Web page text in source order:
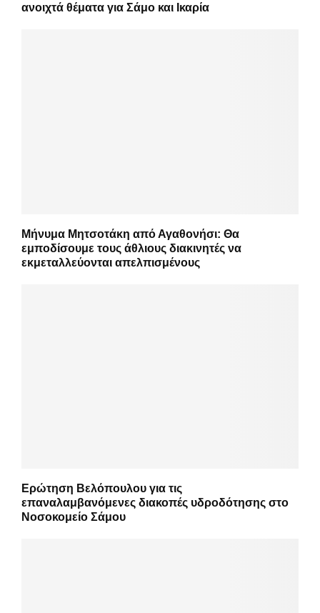
ανοιχτά θέματα για Σάμο και Ικαρία
Μήνυμα Μητσοτάκη από Αγαθονήσι: Θα
εμποδίσουμε τους άθλιους διακινητές να
εκμεταλλεύονται απελπισμένους
Ερώτηση Βελόπουλου για τις
επαναλαμβανόμενες διακοπές υδροδότησης στο
Νοσοκομείο Σάμου